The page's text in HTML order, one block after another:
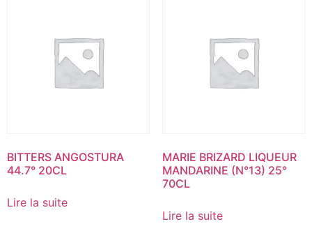
BITTERS ANGOSTURA
44.7° 20CL
Lire la suite
MARIE BRIZARD LIQUEUR
MANDARINE (N°13) 25°
70CL
Lire la suite